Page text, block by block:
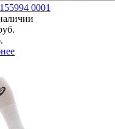
0001